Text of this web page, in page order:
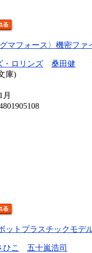
マフォース〉機密ファ
・ロリンズ
桑田健
庫)
月
ットプラスチックモデ
ひこ
五十嵐浩司